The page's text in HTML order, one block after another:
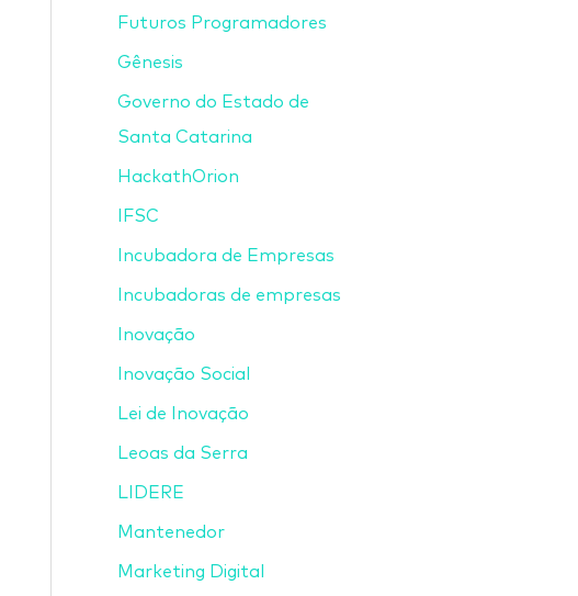
Futuros Programadores
Gênesis
Governo do Estado de
Santa Catarina
HackathOrion
IFSC
Incubadora de Empresas
Incubadoras de empresas
Inovação
Inovação Social
Lei de Inovação
Leoas da Serra
LIDERE
Mantenedor
Marketing Digital